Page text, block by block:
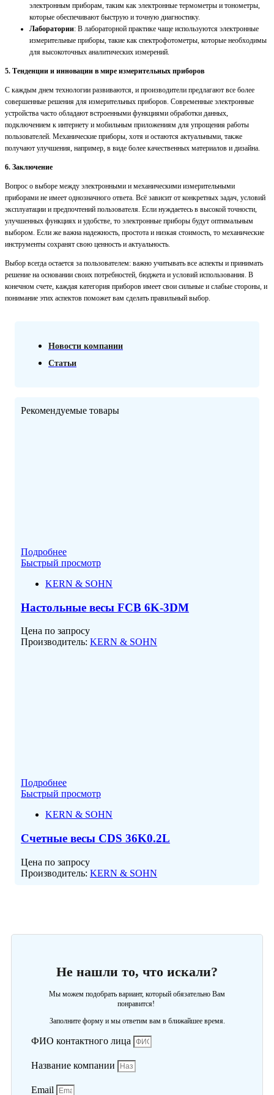
электронным приборам, таким как электронные термометры и тонометры,
которые обеспечивают быструю и точную диагностику.
Лаборатории: В лабораторной практике чаще используются электронные
измерительные приборы, такие как спектрофотометры, которые необходимы
для высокоточных аналитических измерений.
5. Тенденции и инновации в мире измерительных приборов
С каждым днем технологии развиваются, и производители предлагают все более
совершенные решения для измерительных приборов. Современные электронные
устройства часто обладают встроенными функциями обработки данных,
подключением к интернету и мобильным приложениям для упрощения работы
пользователей. Механические приборы, хотя и остаются актуальными, также
получают улучшения, например, в виде более качественных материалов и дизайна.
6. Заключение
Вопрос о выборе между электронными и механическими измерительными
приборами не имеет однозначного ответа. Всё зависит от конкретных задач, условий
эксплуатации и предпочтений пользователя. Если нуждаетесь в высокой точности,
улучшенных функциях и удобстве, то электронные приборы будут оптимальным
выбором. Если же важна надежность, простота и низкая стоимость, то механические
инструменты сохранят свою ценность и актуальность.
Выбор всегда остается за пользователем: важно учитывать все аспекты и принимать
решение на основании своих потребностей, бюджета и условий использования. В
конечном счете, каждая категория приборов имеет свои сильные и слабые стороны, и
понимание этих аспектов поможет вам сделать правильный выбор.
Новости компании
Статьи
Рекомендуемые товары
Подробнее
Быстрый просмотр
KERN & SOHN
Настольные весы FCB 6K-3DM
Цена по запросу
Производитель: KERN & SOHN
Подробнее
Быстрый просмотр
KERN & SOHN
Счетные весы CDS 36K0.2L
Цена по запросу
Производитель: KERN & SOHN
Не нашли то, что искали?
Мы можем подобрать вариант, который обязательно Вам
понравится!
Заполните форму и мы ответим вам в ближайшее время.
ФИО контактного лица
Название компании
Email